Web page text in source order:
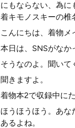
にもならない、為
着キモノスキーの椎
こんにちは、着物メ
本日は、SNSがなか
そうなのよ。聞いて
聞きますよ。
着物本2で収録中に
ほうほうほう。あ
あるよね。